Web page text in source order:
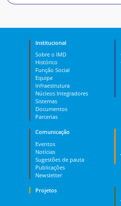
Institucional
Sobre o IMD
Histórico
Função Social
Equipe
Infraestrutura
Núcleos Integradores
Sistemas
Documentos
Parcerias
Comunicação
Eventos
Notícias
Sugestões de pauta
Publicações
Newsletter
Projetos